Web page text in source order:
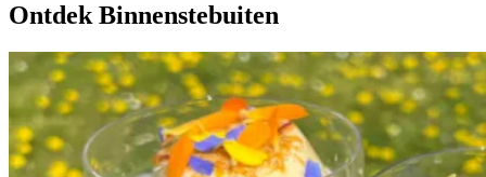
Ontdek Binnenstebuiten